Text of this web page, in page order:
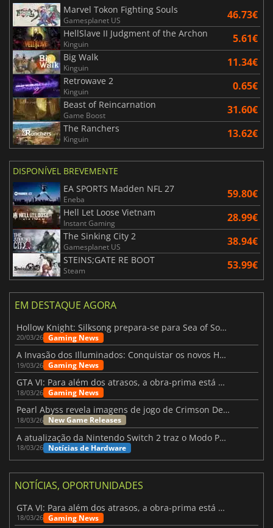
Marvel Tokon Fighting Souls
Gamesplanet US 46.73€
HellSlave II Judgment of the Archon
Kinguin 5.61€
Big Walk
Kinguin 11.34€
Retrowave 2
Kinguin 0.65€
Beast of Reincarnation
Game Boost 31.60€
The Ranchers
Kinguin 13.62€
DISPONÍVEL BREVEMENTE
EA SPORTS Madden NFL 27
Eneba 59.80€
Hell Let Loose Vietnam
Instant Gaming 28.99€
The Sinking City 2
Gamesplanet US 38.94€
STEINS;GATE RE BOOT
Steam 53.99€
EM DESTAQUE AGORA
Hollow Knight: Silksong prepara-se para Sea of Sorrow com um patch
20/03/26 Gaming News
A Invasão dos Illuminados: Conquistar os novos Helldivers 2 Atualização!
19/03/26 Gaming News
GTA VI: Para além dos atrasos, a obra-prima está quase a chegar
18/03/26 Gaming News
Pearl Abyss revela imagens de jogo de Crimson Desert para a PS5
18/03/26 New Game Releases
A atualização da Nintendo Switch 2 traz o Modo Portátil aos jogos mais antigos da Switch
18/03/26 Notícias de Hardware
NOTÍCIAS, OPORTUNIDADES
GTA VI: Para além dos atrasos, a obra-prima está quase a chegar
18/03/26 Gaming News